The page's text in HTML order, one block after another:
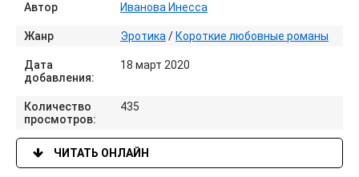
Автор Иванова Инесса
Жанр Эротика / Короткие любовные романы
Дата
добавления:
18 март 2020
Количество
просмотров:
435
ЧИТАТЬ ОНЛАЙН